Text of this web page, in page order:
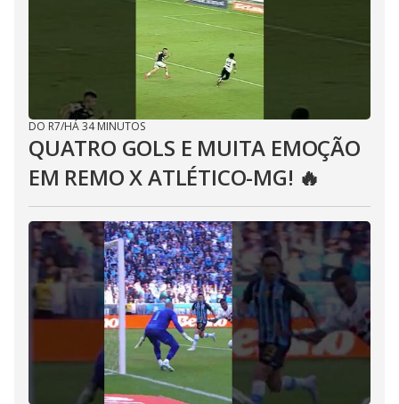
DO R7/HÁ 34 MINUTOS
QUATRO GOLS E MUITA EMOÇÃO
EM REMO X ATLÉTICO-MG! 🔥